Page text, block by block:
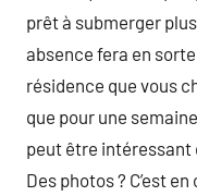
prêt à submerger
absence fera en
résidence que vous
que pour une
peut être intéressant
Des photos ? C’est